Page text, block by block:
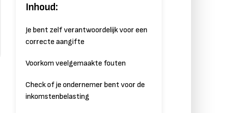
Inhoud:
Je bent zelf verantwoordelijk voor een
correcte aangifte
Voorkom veelgemaakte fouten
Check of je ondernemer bent voor de
inkomstenbelasting